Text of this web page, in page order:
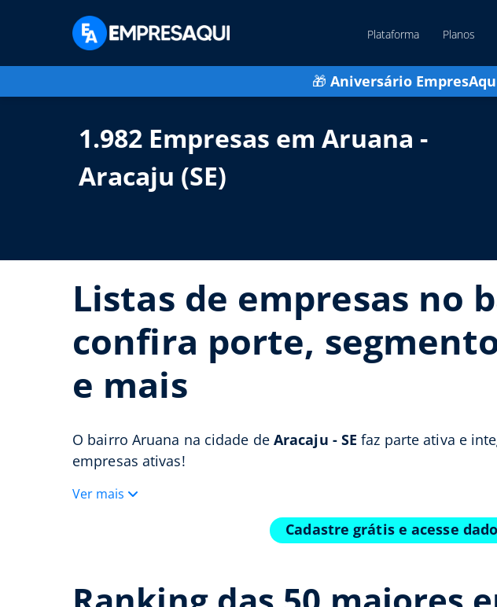
Plataforma Planos
🎁 Aniversário
1.982 Empresas em Aruana -
Aracaju (SE)
Listas de empresas no
confira porte,
e mais
O bairro Aruana na cidade de Aracaju - SE faz parte ativa e
empresas ativas!
Ver mais
Cadastre grátis e acesse